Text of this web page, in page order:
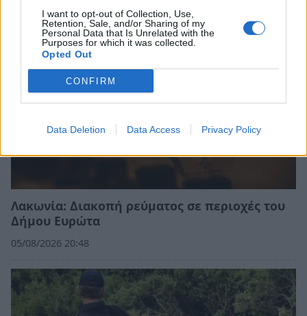
I want to opt-out of Collection, Use,
Retention, Sale, and/or Sharing of my
Personal Data that Is Unrelated with the
Purposes for which it was collected.
Opted Out
CONFIRM
Data Deletion Data Access Privacy Policy
Λακωνία: Διακοπή ρεύματος σε περιοχές του
Δήμου Ευρώτα
05/08/2026 20:48